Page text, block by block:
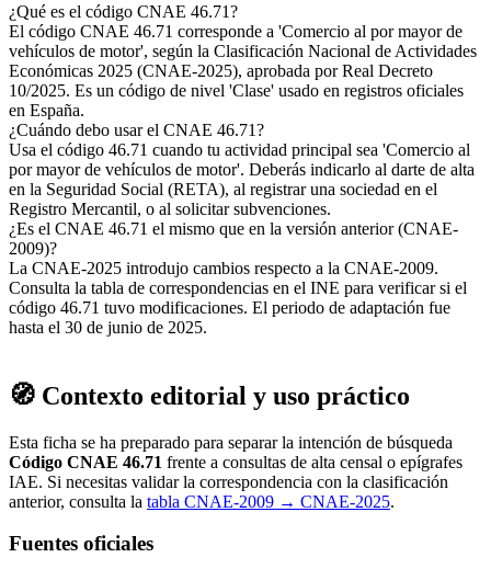
¿Qué es el código CNAE 46.71?
El código CNAE 46.71 corresponde a 'Comercio al por mayor de
vehículos de motor', según la Clasificación Nacional de Actividades
Económicas 2025 (CNAE-2025), aprobada por Real Decreto
10/2025. Es un código de nivel 'Clase' usado en registros oficiales
en España.
¿Cuándo debo usar el CNAE 46.71?
Usa el código 46.71 cuando tu actividad principal sea 'Comercio al
por mayor de vehículos de motor'. Deberás indicarlo al darte de alta
en la Seguridad Social (RETA), al registrar una sociedad en el
Registro Mercantil, o al solicitar subvenciones.
¿Es el CNAE 46.71 el mismo que en la versión anterior (CNAE-
2009)?
La CNAE-2025 introdujo cambios respecto a la CNAE-2009.
Consulta la tabla de correspondencias en el INE para verificar si el
código 46.71 tuvo modificaciones. El periodo de adaptación fue
hasta el 30 de junio de 2025.
🧭 Contexto editorial y uso práctico
Esta ficha se ha preparado para separar la intención de búsqueda
Código CNAE 46.71 frente a consultas de alta censal o epígrafes
IAE. Si necesitas validar la correspondencia con la clasificación
anterior, consulta la tabla CNAE-2009 → CNAE-2025.
Fuentes oficiales